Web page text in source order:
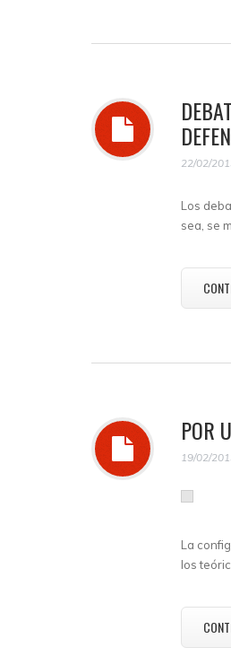
22/02/
Los
sea, se
POR
19/02/
La
los